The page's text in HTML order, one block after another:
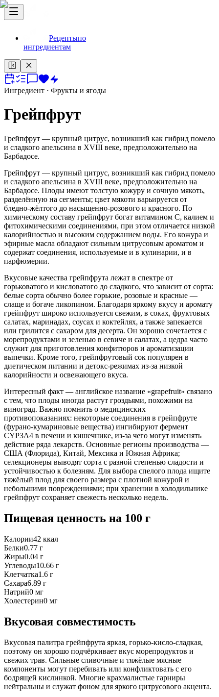
Рецептыпо
ингредиентам
Ингредиент · Фрукты и ягоды
Грейпфрут
Грейпфрут — крупный цитрус, возникший как гибрид помело
и сладкого апельсина в XVIII веке, предположительно на
Барбадосе.
Грейпфрут — крупный цитрус, возникший как гибрид помело
и сладкого апельсина в XVIII веке, предположительно на
Барбадосе. Плоды имеют толстую кожуру и сочную мякоть,
разделённую на сегменты; цвет мякоти варьируется от
бледно‑жёлтого до насыщенно‑розового и красного. По
химическому составу грейпфрут богат витамином C, калием и
фитохимическими соединениями, при этом отличается низкой
калорийностью и высоким содержанием воды. Его кожура и
эфирные масла обладают сильным цитрусовым ароматом и
содержат соединения, используемые и в кулинарии, и в
парфюмерии.
Вкусовые качества грейпфрута лежат в спектре от
горьковатого и кисловатого до сладкого, что зависит от сорта:
белые сорта обычно более горькие, розовые и красные —
слаще и богаче ликопином. Благодаря яркому вкусу и аромату
грейпфрут широко используется свежим, в соках, фруктовых
салатах, маринадах, соусах и коктейлях, а также запекается
или грилится с сахаром для десерта. Он хорошо сочетается с
морепродуктами и зеленью в севиче и салатах, а цедра часто
служит для приготовления конфитюров и ароматизации
выпечки. Кроме того, грейпфрутовый сок популярен в
диетическом питании и детокс‑режимах из‑за низкой
калорийности и освежающего вкуса.
Интересный факт — английское название «grapefruit» связано
с тем, что плоды иногда растут гроздьями, похожими на
виноград. Важно помнить о медицинских
противопоказаниях: некоторые соединения в грейпфруте
(фурано‑кумариновые вещества) ингибируют фермент
CYP3A4 в печени и кишечнике, из‑за чего могут изменять
действие ряда лекарств. Основные регионы производства —
США (Флорида), Китай, Мексика и Южная Африка;
селекционеры выводят сорта с разной степенью сладости и
устойчивостью к болезням. Для выбора спелого плода ищите
тяжёлый плод для своего размера с плотной кожурой и
небольшими повреждениями; при хранении в холодильнике
грейпфрут сохраняет свежесть несколько недель.
Пищевая ценность на 100 г
Калории42 ккал
Белки0.77 г
Жиры0.04 г
Углеводы10.66 г
Клетчатка1.6 г
Сахара6.89 г
Натрий0 мг
Холестерин0 мг
Вкусовая совместимость
Вкусовая палитра грейпфрута яркая, горько-кисло-сладкая,
поэтому он хорошо подчёркивает вкус морепродуктов и
свежих трав. Сильные сливочные и тяжёлые мясные
компоненты могут перебивать или конфликтовать с его
бодрящей кислинкой. Многие крахмалистые гарниры
нейтральны и служат фоном для яркого цитрусового акцента.